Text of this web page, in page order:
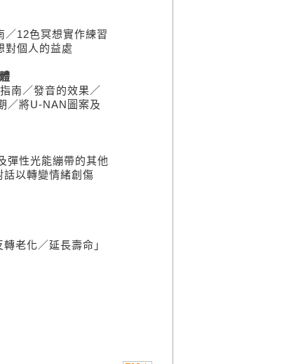
／12色冥想實作練習
對個人的益處
南／發音的效果／
／將U-NAN圖案及
彈性光能繃帶的其他
以轉變情緒創傷
老化／延長壽命」